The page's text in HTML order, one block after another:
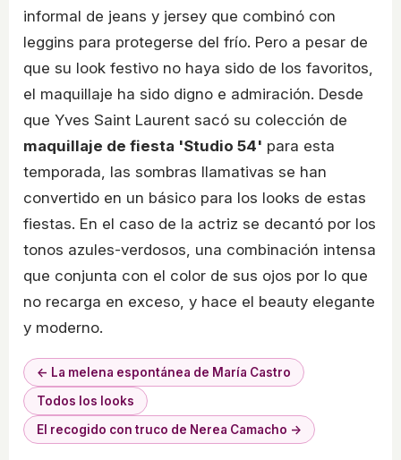
informal de jeans y jersey que combinó con
leggins para protegerse del frío. Pero a pesar de
que su look festivo no haya sido de los favoritos,
el maquillaje ha sido digno e admiración. Desde
que Yves Saint Laurent sacó su colección de
maquillaje de fiesta 'Studio 54' para esta
temporada, las sombras llamativas se han
convertido en un básico para los looks de estas
fiestas. En el caso de la actriz se decantó por los
tonos azules-verdosos, una combinación intensa
que conjunta con el color de sus ojos por lo que
no recarga en exceso, y hace el beauty elegante
y moderno.
← La melena espontánea de María Castro
Todos los looks
El recogido con truco de Nerea Camacho →